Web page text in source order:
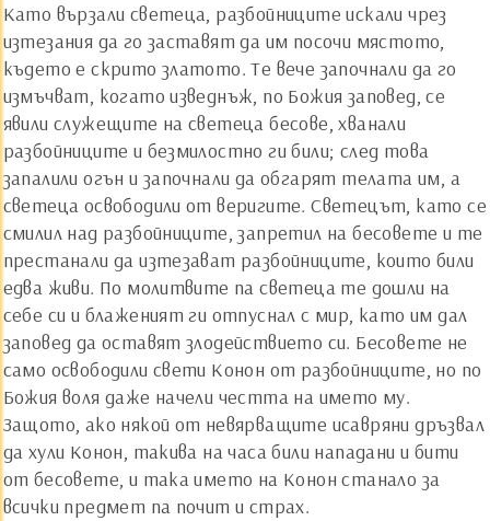
Като вързали светеца, разбойниците искали чрез
изтезания да го заставят да им посочи мястото,
където е скрито златото. Те вече започнали да го
измъчват, когато изведнъж, по Божия заповед, се
явили служещите на светеца бесове, хванали
разбойниците и безмилостно ги били; след това
запалили огън и започнали да обгарят телата им, а
светеца освободили от веригите. Светецът, като се
смилил над разбойниците, запретил на бесовете и те
престанали да изтезават разбойниците, които били
едва живи. По молитвите па светеца те дошли на
себе си и блаженият ги отпуснал с мир, като им дал
заповед да оставят злодействието си. Бесовете не
само освободили свети Конон от разбойниците, но по
Божия воля даже начели честта на името му.
Защото, ако някой от невярващите исавряни дръзвал
да хули Конон, такива на часа били нападани и бити
от бесовете, и така името на Конон станало за
всички предмет па почит и страх.